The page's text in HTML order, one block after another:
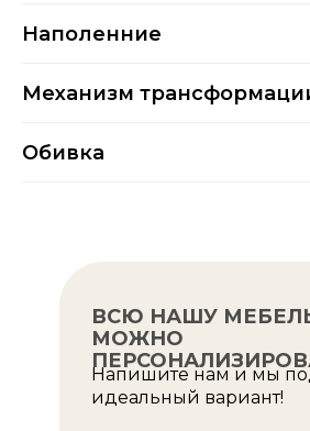
Наполенние
Механизм
Обивка
ВСЮ НАШУ
МОЖНО
Напишите нам и мы
идеальный вариант!